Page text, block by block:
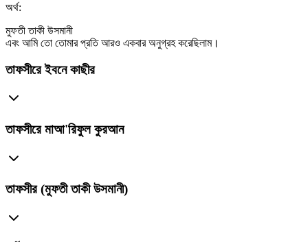
অর্থ:
মুফতী তাকী উসমানী
এবং আমি তো তোমার প্রতি আরও একবার অনুগ্রহ করেছিলাম।
তাফসীরে ইবনে কাছীর
তাফসীরে মাআ'রিফুল কুরআন
তাফসীর (মুফতী তাকী উসমানী)